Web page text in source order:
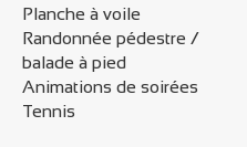
Planche à voile
Randonnée pédestre /
balade à pied
Animations de soirées
Tennis